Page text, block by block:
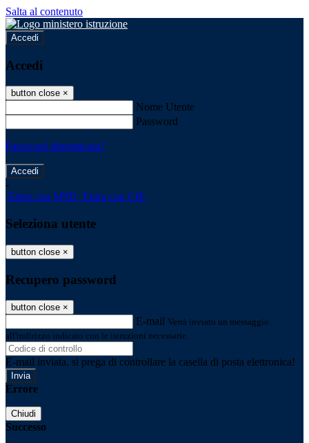
Salta al contenuto
Accedi
Accedi
button close ×
Nome Utente
Password
Password dimenticata?
-
Entra con SPID Entra con CIE
Seleziona utente
button close ×
Recupero password
button close ×
E-mail Verrà inviato un messaggio
all'indirizzo indicato con le istruzioni necessarie.
E-mail inviata, si prega di controllare la casella di posta elettronica!
Errore
Chiudi
Successo